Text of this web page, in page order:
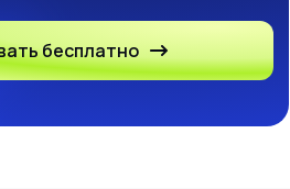
бесплатно